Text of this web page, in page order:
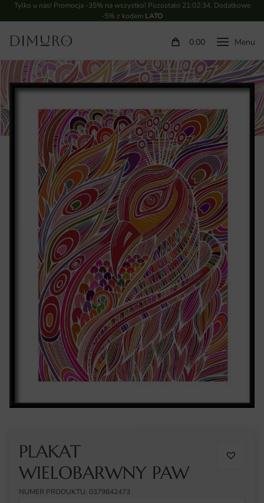
Tylko u nas! Promocja -35% na wszystko! Pozostało 21:02:33. Dodatkowe
-5% z kodem LATO
0.00
PLAKAT
WIELOBARWNY PAW
NUMER PRODUKTU: 0379842473